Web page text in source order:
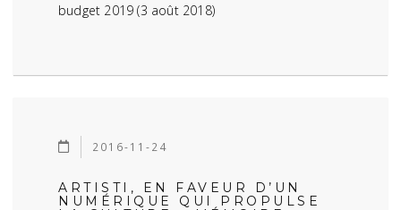
budget 2019 (3 août 2018)
2016-11-24
ARTISTI, EN FAVEUR D’UN
NUMÉRIQUE QUI PROPULSE